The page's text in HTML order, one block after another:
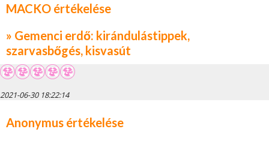
MACKO értékelése
» Gemenci erdő: kirándulástippek,
szarvasbőgés, kisvasút
2021-06-30 18:22:14
Anonymus értékelése